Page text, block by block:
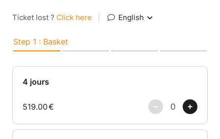
Ticket lost ? Click here English
Step 1 : Basket
4 jours
519.00€